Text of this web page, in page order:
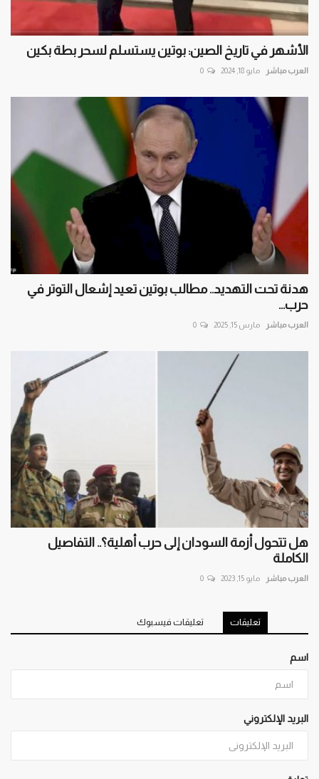
الأشهر في تاريخ الصين: بوتين يستسلم لسحر بطة بكين
العرب مباشر مايو 18, 2024 0
هدنة تحت التهديد.. مطالب بوتين تعيد إشعال التوتر في
حرب...
العرب مباشر مارس 15, 2025 0
هل تتحول أزمة السودان إلى حرب أهلية؟.. التفاصيل
الكاملة
العرب مباشر مايو 15, 2023 0
تعليقات تعليقات فيسبوك
اسم
البريد الإلكتروني